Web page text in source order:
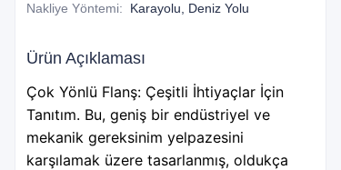
Nakliye Yöntemi: Karayolu, Deniz Yolu
Ürün Açıklaması
Çok Yönlü Flanş: Çeşitli İhtiyaçlar İçin
Tanıtım. Bu, geniş bir endüstriyel ve
mekanik gereksinim yelpazesini
karşılamak üzere tasarlanmış, oldukça